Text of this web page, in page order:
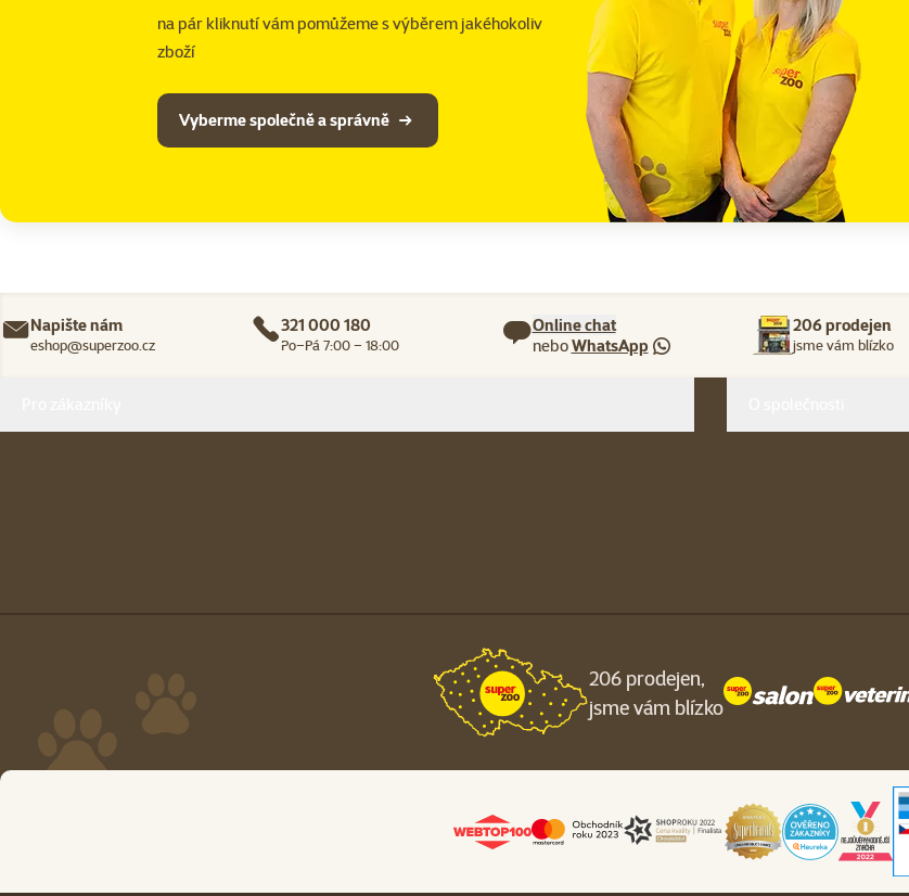
na pár kliknutí vám pomůžeme s výběrem jakéhokoliv
zboží
Vyberme společně a správně
Napište nám
eshop@superzoo.cz
321 000 180
Po–Pá 7:00 – 18:00
Online chat
neboWhatsApp
206 prodejen
jsme vám blízko
206 prodejen,
jsme vám blízko